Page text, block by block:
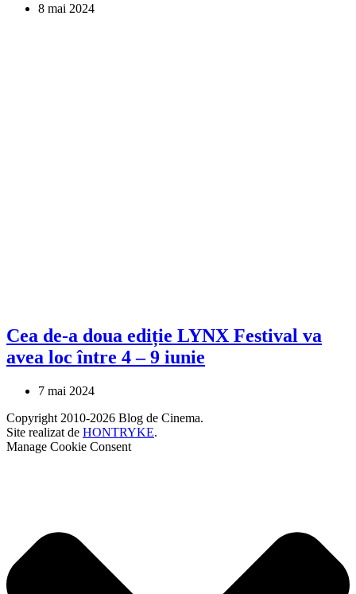
8 mai 2024
Cea de-a doua ediție LYNX Festival va
avea loc între 4 – 9 iunie
7 mai 2024
Copyright 2010-2026 Blog de Cinema.
Site realizat de HONTRYKE.
Manage Cookie Consent